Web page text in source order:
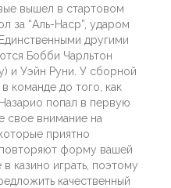
вышел в стартовом
за “Аль-Наср”, ударом
другими
Бобби Чарльтон
и Уэйн Руни. У сборной
команде до того, как
попал в первую
свое внимание на
приятно
форму вашей
казино играть, поэтому
качественный